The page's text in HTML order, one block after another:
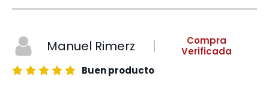
Manuel Rimerz
Compra
Verificada
Buen producto